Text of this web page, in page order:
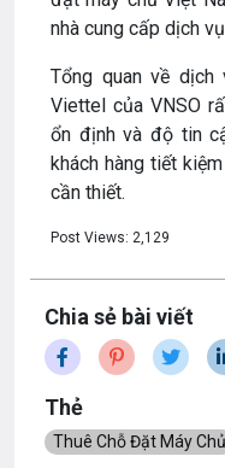
nhà cung cấp dịch
Tổng quan về
Viettel của VNSO
ổn định và độ tin
khách hàng tiết
cần thiết.
Post Views: 2,129
Chia sẻ bài viết
Thẻ
Thuê Chỗ Đặt Máy Chủ